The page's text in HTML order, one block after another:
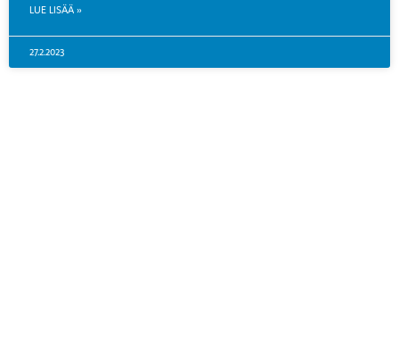
LUE LISÄÄ »
27.2.2023